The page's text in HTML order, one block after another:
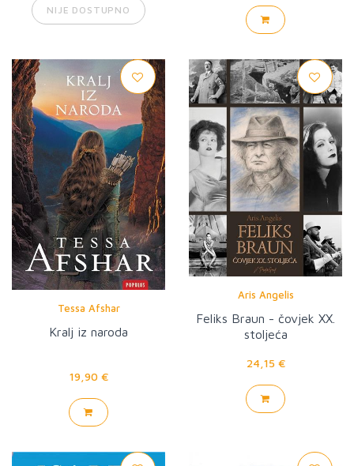
NIJE DOSTUPNO
Tessa Afshar
Kralj iz naroda
19,90 €
Aris Angelis
Feliks Braun - čovjek XX.
stoljeća
24,15 €